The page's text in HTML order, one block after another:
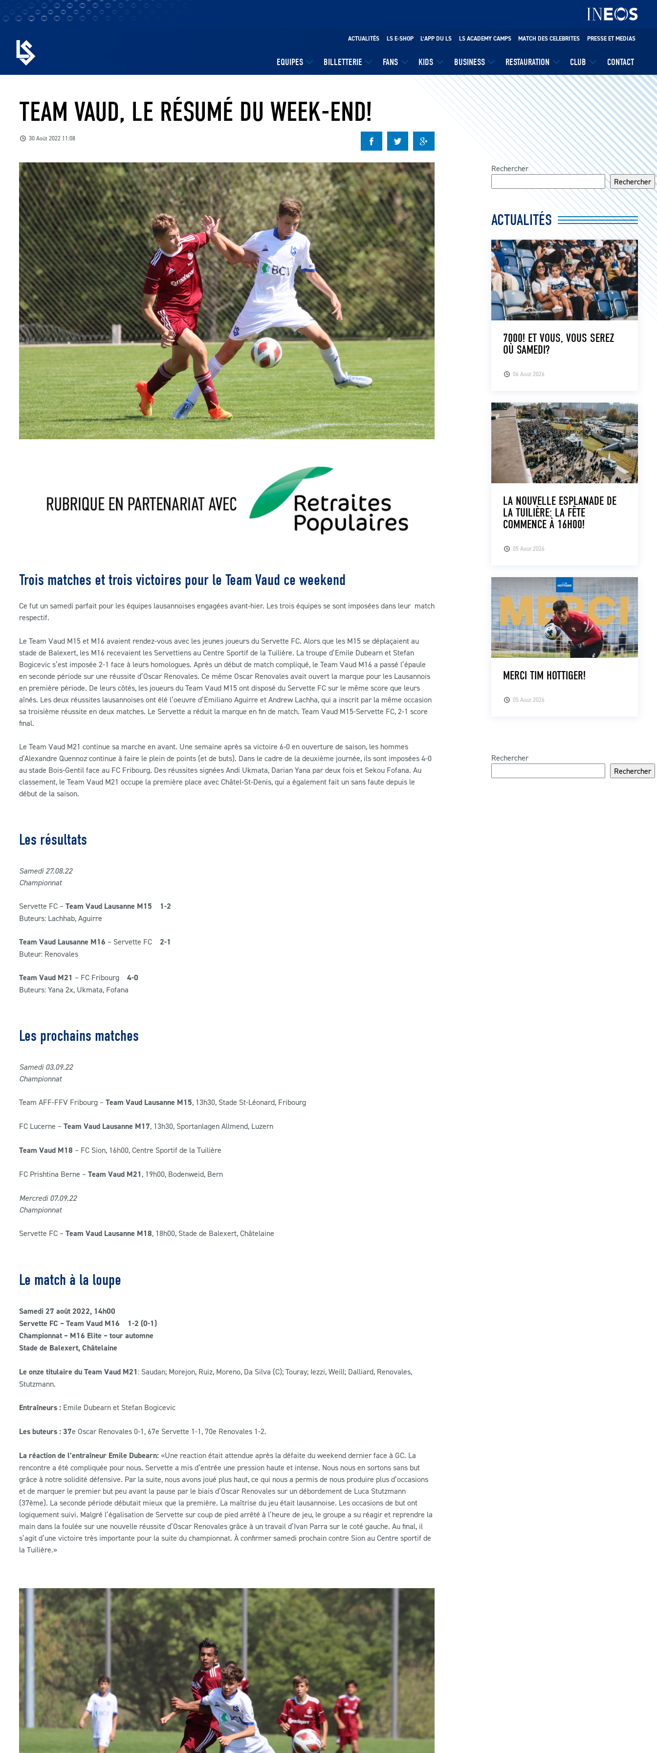
EQUIPES BILLETTERIE FANS KIDS BUSINESS RESTAURATION CLUB CONTACT
ACTUALITÉS LS E-SHOP L’APP DU LS LS ACADEMY CAMPS MATCH DES CELEBRITES PRESSE ET MEDIAS
TEAM VAUD, LE RÉSUMÉ DU WEEK-END!
30 Août 2022 11:08
Trois matches et trois victoires pour le Team Vaud ce weekend
Ce fut un samedi parfait pour les équipes lausannoises engagées avant-hier. Les trois équipes se sont imposées dans leur match
respectif.
Le Team Vaud M15 et M16 avaient rendez-vous avec les jeunes joueurs du Servette FC. Alors que les M15 se déplaçaient au
stade de Balexert, les M16 recevaient les Servettiens au Centre Sportif de la Tuilière. La troupe d’Emile Dubearn et Stefan
Bogicevic s’est imposée 2-1 face à leurs homologues. Après un début de match compliqué, le Team Vaud M16 a passé l’épaule
en seconde période sur une réussite d’Oscar Renovales. Ce même Oscar Renovales avait ouvert la marque pour les Lausannois
en première période. De leurs côtés, les joueurs du Team Vaud M15 ont disposé du Servette FC sur le même score que leurs
aînés. Les deux réussites lausannoises ont élé l’oeuvre d’Emiliano Aguirre et Andrew Lachha, qui a inscrit par la même occasion
sa troisième réussite en deux matches. Le Servette a réduit la marque en fin de match. Team Vaud M15-Servette FC, 2-1 score
final.
Le Team Vaud M21 continue sa marche en avant. Une semaine après sa victoire 6-0 en ouverture de saison, les hommes
d’Alexandre Quennoz continue à faire le plein de points (et de buts). Dans le cadre de la deuxième journée, ils sont imposées 4-0
au stade Bois-Gentil face au FC Fribourg. Des réussites signées Andi Ukmata, Darian Yana par deux fois et Sekou Fofana. Au
classement, le Team Vaud M21 occupe la première place avec Châtel-St-Denis, qui a également fait un sans faute depuis le
début de la saison.
Les résultats
Samedi 27.08.22
Championnat
Servette FC – Team Vaud Lausanne M15 1-2
Buteurs: Lachhab, Aguirre
Team Vaud Lausanne M16 – Servette FC 2-1
Buteur: Renovales
Team Vaud M21 – FC Fribourg 4-0
Buteurs: Yana 2x, Ukmata, Fofana
Les prochains matches
Samedi 03.09.22
Championnat
Team AFF-FFV Fribourg – Team Vaud Lausanne M15, 13h30, Stade St-Léonard, Fribourg
FC Lucerne – Team Vaud Lausanne M17, 13h30, Sportanlagen Allmend, Luzern
Team Vaud M18 – FC Sion, 16h00, Centre Sportif de la Tuilière
FC Prishtina Berne – Team Vaud M21 , 19h00, Bodenweid, Bern
Mercredi 07.09.22
Championnat
Servette FC – Team Vaud Lausanne M18, 18h00, Stade de Balexert, Châtelaine
Le match à la loupe
Samedi 27 août 2022, 14h00
Servette FC – Team Vaud M16 1-2 (0-1)
Championnat – M16 Elite – tour automne
Stade de Balexert, Châtelaine
Le onze titulaire du Team Vaud M21 : Saudan; Morejon, Ruiz, Moreno, Da Silva (C); Touray; Iezzi, Weill; Dalliard, Renovales,
Stutzmann.
Entraîneurs : Emile Dubearn et Stefan Bogicevic
Les buteurs : 37e Oscar Renovales 0-1, 67e Servette 1-1, 70e Renovales 1-2.
La réaction de l’entraîneur Emile Dubearn: «Une reaction était attendue après la défaite du weekend dernier face à GC. La
rencontre a été compliquée pour nous. Servette a mis d’entrée une pression haute et intense. Nous nous en sortons sans but
grâce à notre solidité défensive. Par la suite, nous avons joué plus haut, ce qui nous a permis de nous produire plus d’occasions
et de marquer le premier but peu avant la pause par le biais d’Oscar Renovales sur un débordement de Luca Stutzmann
(37ème). La seconde période débutait mieux que la première. La maîtrise du jeu était lausannoise. Les occasions de but ont
logiquement suivi. Malgré l’égalisation de Servette sur coup de pied arrêté à l’heure de jeu, le groupe a su réagir et reprendre la
main dans la foulée sur une nouvelle réussite d’Oscar Renovales grâce à un travail d’Ivan Parra sur le coté gauche. Au final, il
s’agit d’une victoire très importante pour la suite du championnat. À confirmer samedi prochain contre Sion au Centre sportif de
la Tuilière.»
Rechercher
Rechercher
ACTUALITÉS
06 Août 2026
7000! ET VOUS, VOUS SEREZ
OÙ SAMEDI?
05 Août 2026
LA NOUVELLE ESPLANADE DE
LA TUILIÈRE: LA FÊTE
COMMENCE À 16H00!
05 Août 2026
MERCI TIM HOTTIGER!
Rechercher
Rechercher